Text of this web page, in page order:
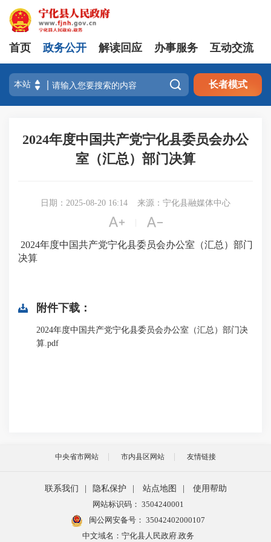
首页 政务公开 解读回应 办事服务 互动交流
 长者模式
2024年度中国共产党宁化县委员会办公
室（汇总）部门决算
日期：2025-08-20 16:14 来源：宁化县融媒体中心
 
2024年度中国共产党宁化县委员会办公室（汇总）部门
决算
附件下载：
2024年度中国共产党宁化县委员会办公室（汇总）部门决
算.pdf
中央省市网站 市内县区网站 友情链接
联系我们 隐私保护 站点地图
使用帮助
网站标识码： 3504240001
闽公网安备号： 35042402000107
中文域名：宁化县人民政府.政务